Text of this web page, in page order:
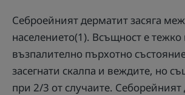
Себроейният дерматит засяга
населението(1). Всъщност е тежко
възпалително пърхотно
засегнати скалпа и веждите, но
при 2/3 от случаите. Себорейният